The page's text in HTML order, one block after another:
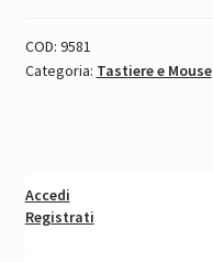
COD: 9581
Categoria: Tastiere e Mouse
Accedi
Registrati